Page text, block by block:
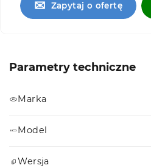
✉ Zapytaj o ofertę
Parametry techniczne
Marka
Model
Wersja